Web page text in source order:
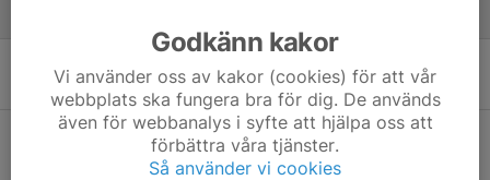
7 sep 2025 0
VIKTIG INFO om Linde Judo Open
2 sep 2025 0
Godkänn kakor
Vi använder oss av kakor (cookies) för att vår
webbplats ska fungera bra för dig. De används
även för webbanalys i syfte att hjälpa oss att
förbättra våra tjänster.
Så använder vi cookies